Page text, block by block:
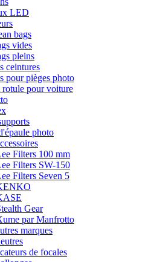
LED
bags
vides
pleins
ceintures
pour pièges photo
rotule pour voiture
photo
Filters 100 mm
Filters SW-150
Filters Seven 5
Gear
par Manfrotto
marques
de focales